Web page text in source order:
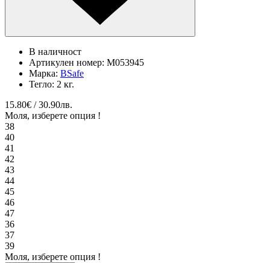
В наличност
Артикулен номер: M053945
Марка: BSafe
Тегло: 2 кг.
15.80€ / 30.90лв.
Моля, изберете опция !
38
40
41
42
43
44
45
46
47
36
37
39
Моля, изберете опция !